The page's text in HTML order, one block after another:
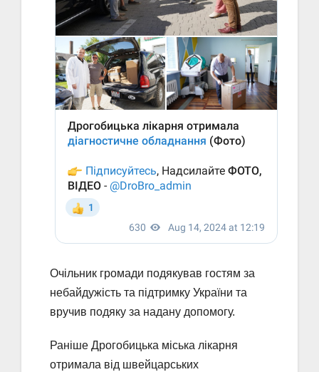
Очільник громади подякував гостям за
небайдужість та підтримку України та
вручив подяку за надану допомогу.
Раніше Дрогобицька міська лікарня
отримала від швейцарських